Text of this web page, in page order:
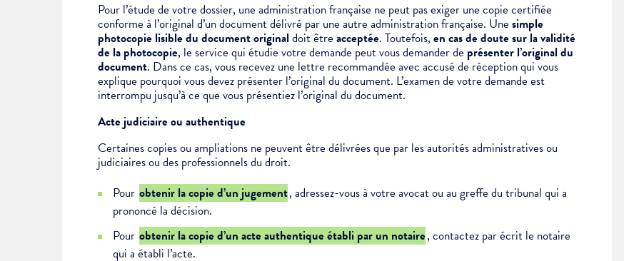
Pour l’étude de votre dossier, une administrationfrançaise ne peut pas exiger une copie certifiée
conforme à l’original d’un document délivré par une autre administration française. Une simple
photocopie lisible du document originaldoit être acceptée. Toutefois, en cas de doute sur la validité
de la photocopie, le service qui étudie votre demande peut vous demander de présenter l’original du
document. Dans ce cas, vous recevez une lettre recommandée avec accusé de réception qui vous
explique pourquoi vous devez présenter l’original du document. L’examen de votre demande est
interrompu jusqu’à ce que vous présentiez l’original du document.
Acte judiciaire ou authentique
Certaines copies ou ampliations ne peuvent être délivrées que par les autorités administratives ou
judiciaires ou des professionnels du droit.
Pour obtenir la copie d’un jugement, adressez-vous à votre avocat ou au greffe du tribunal qui a
prononcé la décision.
Pour obtenir la copie d’un acte authentique établi par un notaire, contactez par écrit le notaire
qui a établi l’acte.